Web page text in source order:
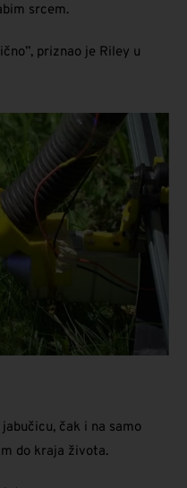
srcem.
priznao je Riley u
čak i na samo
do kraja života.